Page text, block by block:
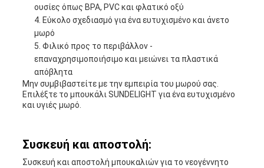
ουσίες όπως BPA, PVC και φλατικό οξύ
Εύκολο σχεδιασμό για ένα ευτυχισμένο και άνετο
μωρό
Φιλικό προς το περιβάλλον -
επαναχρησιμοποιήσιμο και μειώνει τα πλαστικά
απόβλητα
Μην συμβιβαστείτε με την εμπειρία του μωρού σας.
Επιλέξτε το μπουκάλι SUNDELIGHT για ένα ευτυχισμένο
και υγιές μωρό.
Συσκευή και αποστολή:
Συσκευή και αποστολή μπουκαλιών για το νεογέννητο